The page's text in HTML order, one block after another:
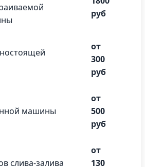
руб
от
300
руб
машины
от
500
руб
слива-залива
от
130